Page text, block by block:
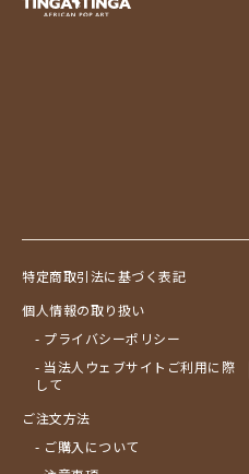
特定商取引法に基づく表記
個人情報の取り扱い
- プライバシーポリシー
- 当法人ウェブサイトご利用に際
して
ご注文方法
- ご購入について